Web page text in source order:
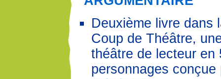
Deuxième livre dans
Coup de Théâtre,
théâtre de lecteur en
personnages